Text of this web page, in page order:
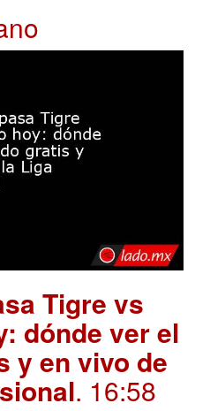
Tigre vs
dónde ver el
y en vivo de
. 16:58